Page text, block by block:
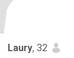
Laury, 32